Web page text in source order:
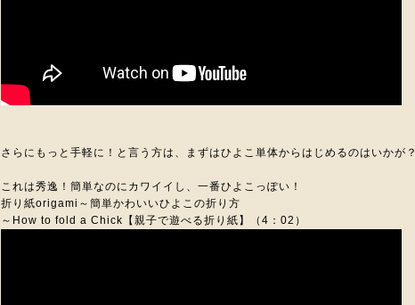
さらにもっと手軽に！と言う方は、まずはひよこ単体からはじめるのはいかが？
これは秀逸！簡単なのにカワイイし、一番ひよこっぽい！
折り紙origami～簡単かわいいひよこの折り方
～How to fold a Chick【親子で遊べる折り紙】（4：02）